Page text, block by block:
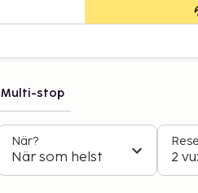
Multi-stop
När?
När som helst 2